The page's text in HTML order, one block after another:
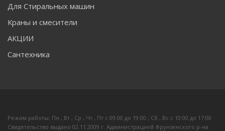
Для Стиральных машин
Краны и смесители
АКЦИИ
Сантехника
Режим работы: Пн , Вт , Ср , Чт , Пт c 09:00 до 19:00 ; Сб , Вс c 10:00 до 17:00
Свидетельство выдано 02.11.2009 г. Администрацией Фрунзенского р-на